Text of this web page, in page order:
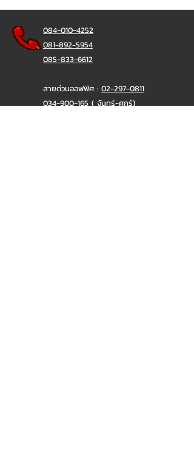
084-010-4252
081-892-5954
085-833-6612
สายด่วนออฟฟิศ : 02-297-0811
034-900-165( จันทร์-ศุกร์)